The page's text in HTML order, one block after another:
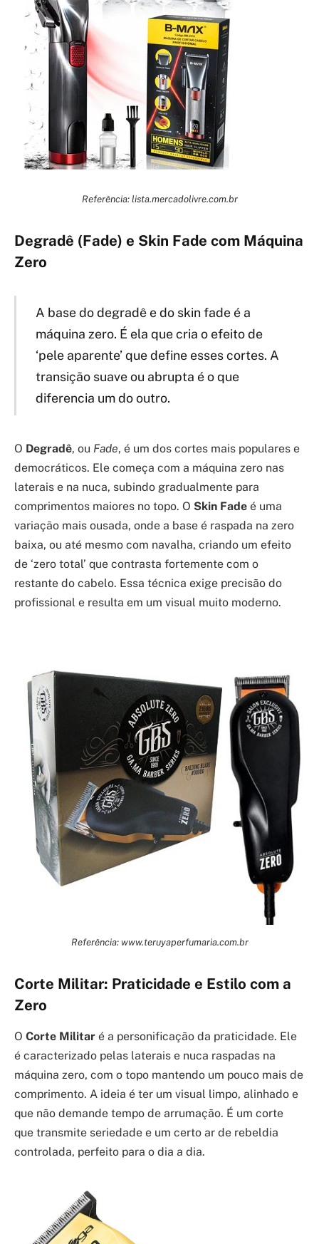
Referência: lista.mercadolivre.com.br
Degradê (Fade) e Skin Fade com Máquina
Zero
A base do degradê e do skin fade é a
máquina zero. É ela que cria o efeito de
‘pele aparente’ que define esses cortes. A
transição suave ou abrupta é o que
diferencia um do outro.
O Degradê, ou Fade, é um dos cortes mais populares e
democráticos. Ele começa com a máquina zero nas
laterais e na nuca, subindo gradualmente para
comprimentos maiores no topo. O Skin Fade é uma
variação mais ousada, onde a base é raspada na zero
baixa, ou até mesmo com navalha, criando um efeito
de ‘zero total’ que contrasta fortemente com o
restante do cabelo. Essa técnica exige precisão do
profissional e resulta em um visual muito moderno.
Referência: www.teruyaperfumaria.com.br
Corte Militar: Praticidade e Estilo com a
Zero
O Corte Militar é a personificação da praticidade. Ele
é caracterizado pelas laterais e nuca raspadas na
máquina zero, com o topo mantendo um pouco mais de
comprimento. A ideia é ter um visual limpo, alinhado e
que não demande tempo de arrumação. É um corte
que transmite seriedade e um certo ar de rebeldia
controlada, perfeito para o dia a dia.